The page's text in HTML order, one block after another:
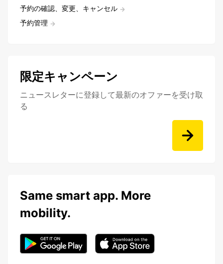
予約の確認、変更、キャンセル
予約管理
限定キャンペーン
ニュースレターに登録して最新のオファーを受け取
る
Same smart app. More
mobility.